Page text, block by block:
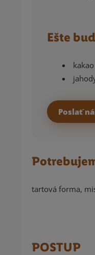
Ešte
Poslať
tartová forma,
POSTUP